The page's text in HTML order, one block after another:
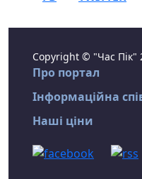
Copyright © "Час Пік"
Про портал
Інформаційна
Наші ціни